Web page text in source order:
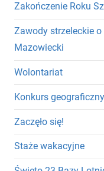
Zakończenie Roku
Zawody strzeleckie
Mazowiecki
Wolontariat
Konkurs geograficzny
Zaczęło się!
Staże wakacyjne